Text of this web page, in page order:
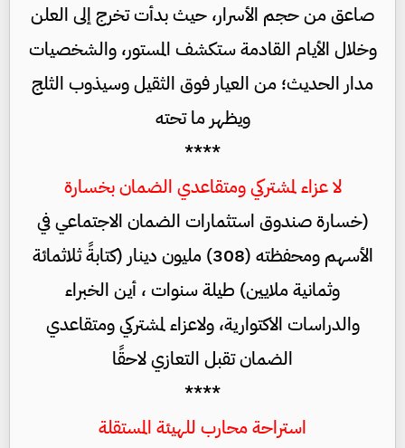
صاعق من حجم الأسرار، حيث بدأت تخرج إلى العلن
وخلال الأيام القادمة ستكشف المستور، والشخصيات
مدار الحديث؛ من العيار فوق الثقيل وسيذوب الثلج
ويظهر ما تحته
****
لا عزاء لمشتركي ومتقاعدي الضمان بخسارة
(خسارة صندوق استثمارات الضمان الاجتماعي في
الأسهم ومحفظته (308) مليون دينار (كتابةً ثلاثمائة
وثمانية ملايين) طيلة سنوات ، أين الخبراء
والدراسات الاكتوارية، ولاعزاء لمشتركي ومتقاعدي
الضمان تقبل التعازي لاحقًا
****
استراحة محارب للهيئة المستقلة